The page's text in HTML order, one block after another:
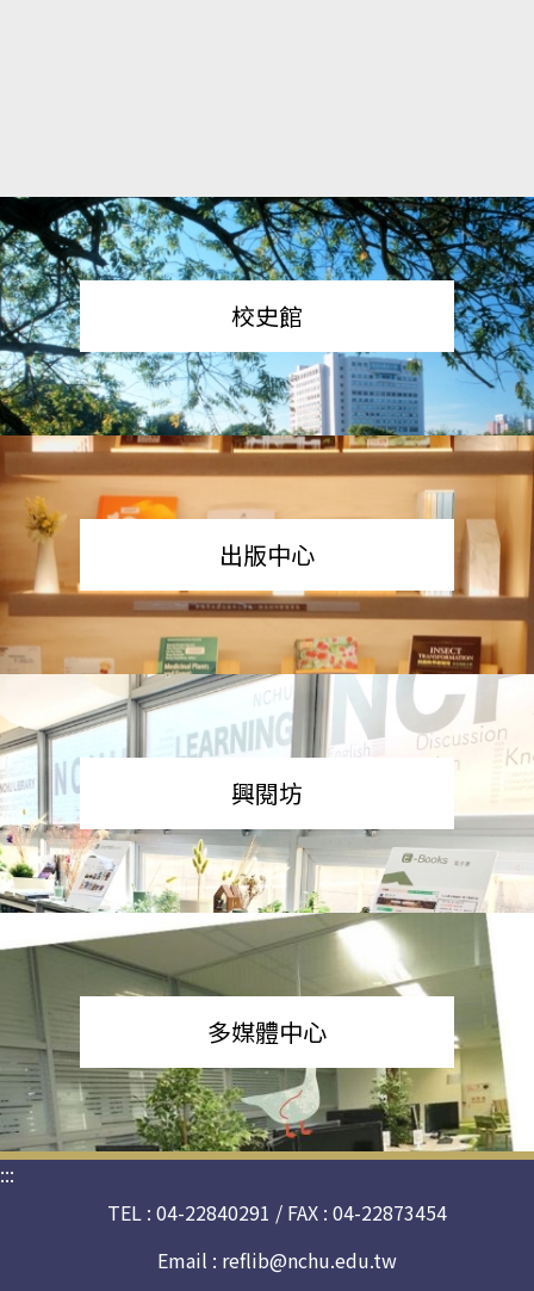
校史館
出版中心
興閱坊
多媒體中心
:::
TEL : 04-22840291 / FAX : 04-22873454
Email : reflib@nchu.edu.tw